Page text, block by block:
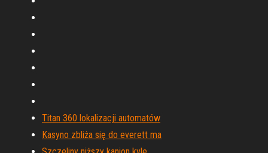
Titan 360 lokalizacji automatów
Kasyno zbliża się do everett ma